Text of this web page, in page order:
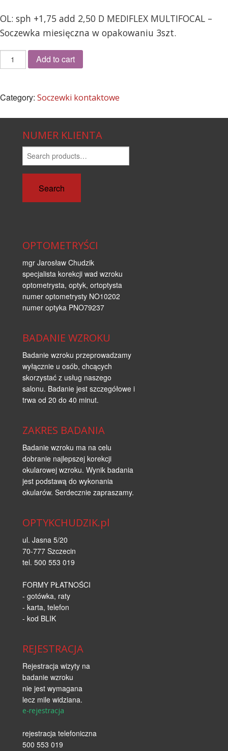
OL: sph +1,75 add 2,50 D MEDIFLEX MULTIFOCAL –
Soczewka miesięczna w opakowaniu 3szt.
57040118778
quantity Add to cart
Category: Soczewki kontaktowe
NUMER KLIENTA
Search
for:
Search
OPTOMETRYŚCI
mgr Jarosław Chudzik
specjalista korekcji wad wzroku
optometrysta, optyk, ortoptysta
numer optometrysty NO10202
numer optyka PNO79237
BADANIE WZROKU
Badanie wzroku przeprowadzamy
wyłącznie u osób, chcących
skorzystać z usług naszego
salonu. Badanie jest szczegółowe i
trwa od 20 do 40 minut.
ZAKRES BADANIA
Badanie wzroku ma na celu
dobranie najlepszej korekcji
okularowej wzroku. Wynik badania
jest podstawą do wykonania
okularów. Serdecznie zapraszamy.
OPTYKCHUDZIK.pl
ul. Jasna 5/20
70-777 Szczecin
tel. 500 553 019
FORMY PŁATNOŚCI
- gotówka, raty
- karta, telefon
- kod BLIK
REJESTRACJA
Rejestracja wizyty na
badanie wzroku
nie jest wymagana
lecz mile widziana.
e-rejestracja
rejestracja telefoniczna
500 553 019